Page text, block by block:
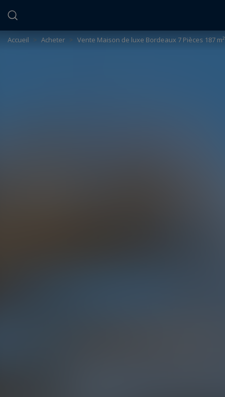
Accueil > Acheter > Vente Maison de luxe Bordeaux 7 Pièces 187 m²